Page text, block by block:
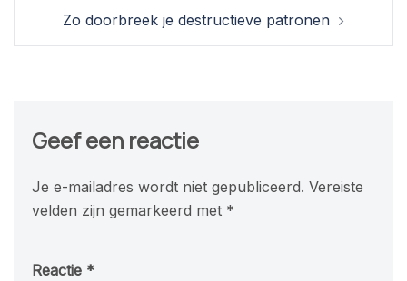
Zo doorbreek je destructieve patronen
Geef een reactie
Je e-mailadres wordt niet gepubliceerd. Vereiste
velden zijn gemarkeerd met *
Reactie *